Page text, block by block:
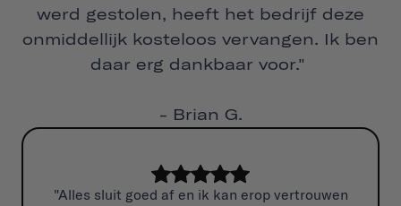
werd gestolen, heeft het bedrijf deze
onmiddellijk kosteloos vervangen. Ik ben
daar erg dankbaar voor."
- Brian G.
"Alles sluit goed af en ik kan erop vertrouwen